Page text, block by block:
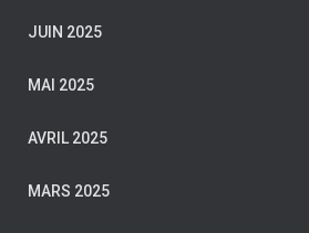
JUIN 2025
MAI 2025
AVRIL 2025
MARS 2025